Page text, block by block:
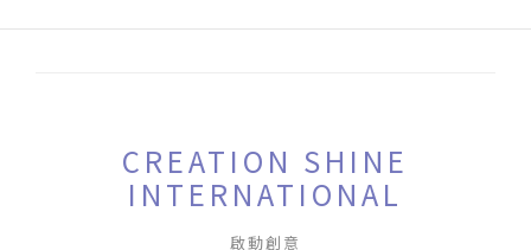
CREATION SHINE
INTERNATIONAL
啟動創意